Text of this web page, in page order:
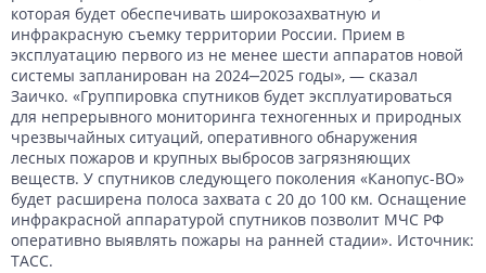
которая будет обеспечивать широкозахватную и
инфракрасную съемку территории России. Прием в
эксплуатацию первого из не менее шести аппаратов новой
системы запланирован на 2024‒2025 годы», — сказал
Заичко. «Группировка спутников будет эксплуатироваться
для непрерывного мониторинга техногенных и природных
чрезвычайных ситуаций, оперативного обнаружения
лесных пожаров и крупных выбросов загрязняющих
веществ. У спутников следующего поколения «Канопус-ВО»
будет расширена полоса захвата с 20 до 100 км. Оснащение
инфракрасной аппаратурой спутников позволит МЧС РФ
оперативно выявлять пожары на ранней стадии». Источник:
ТАСС.